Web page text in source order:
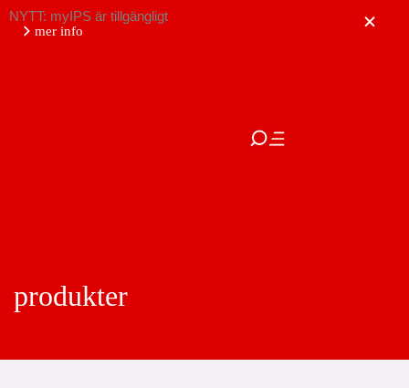
NYTT: myIPS är tillgängligt
mer info
produkter